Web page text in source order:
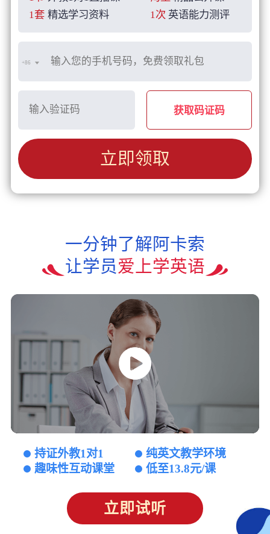
1套 精选学习资料 1次 英语能力测评
+86
获取码证码
立即领取
一分钟了解阿卡索
让学员爱上学英语
持证外教1对1
纯英文教学环境
趣味性互动课堂
低至13.8元/课
立即试听